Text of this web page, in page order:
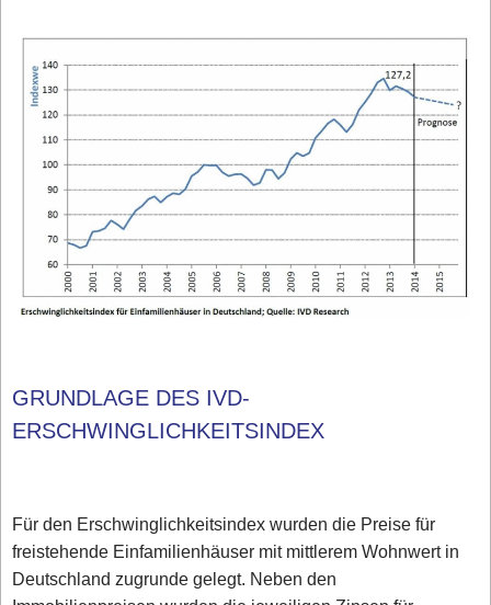
GRUNDLAGE DES IVD-
ERSCHWINGLICHKEITSINDEX
Für den Erschwinglichkeitsindex wurden die Preise für
freistehende Einfamilienhäuser mit mittlerem Wohnwert in
Deutschland zugrunde gelegt. Neben den